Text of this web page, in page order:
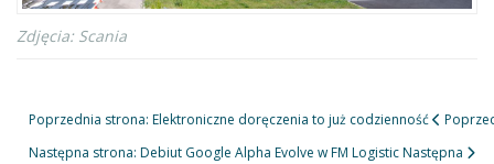
Zdjęcia: Scania
Poprzednia strona: Elektroniczne doręczenia to już codzienność
Następna strona: Debiut Google Alpha Evolve w FM LogisticNastępna